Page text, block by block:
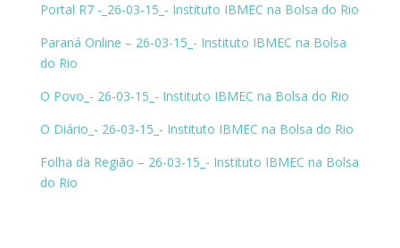
Portal R7 -_26-03-15_- Instituto IBMEC na Bolsa do Rio
Paraná Online – 26-03-15_- Instituto IBMEC na Bolsa
do Rio
O Povo_- 26-03-15_- Instituto IBMEC na Bolsa do Rio
O Diário_- 26-03-15_- Instituto IBMEC na Bolsa do Rio
Folha da Região – 26-03-15_- Instituto IBMEC na Bolsa
do Rio